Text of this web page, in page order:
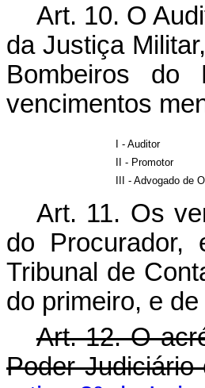
Art. 10. O
da Justiça
Bombeiros do
vencimentos
I - Auditor
II - Promotor
III - Advogado de
Art. 11. Os
do
Tribunal de
do primeiro, e
Art. 12. O
Poder